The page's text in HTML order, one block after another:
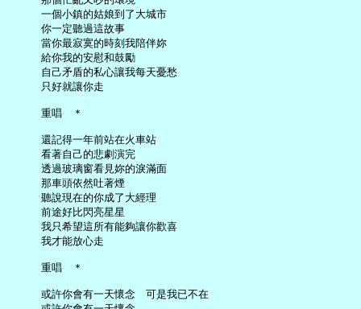
     一個小鎮的姑娘到了大城市
     你一定聽過這故事
     當你最寂寞的時刻我陪伴妳
     給你我的安慰和鼓勵
     自己矛盾的私心讓我每天憂愁
     只好就讓你走
     重唱　＊
     還記得一年前站在火車站
     看著自己的悲劇演完
     透過玻璃窗看見妳的淚滿面
     那車頭依然吐著煙
     聽說現在的你成了大經理
     前途好比閃亮星星
     我只希望這所有能夠讓你歡喜
     我才能放心走
     重唱　＊
     或許你會有一天懷念　可是我已不在